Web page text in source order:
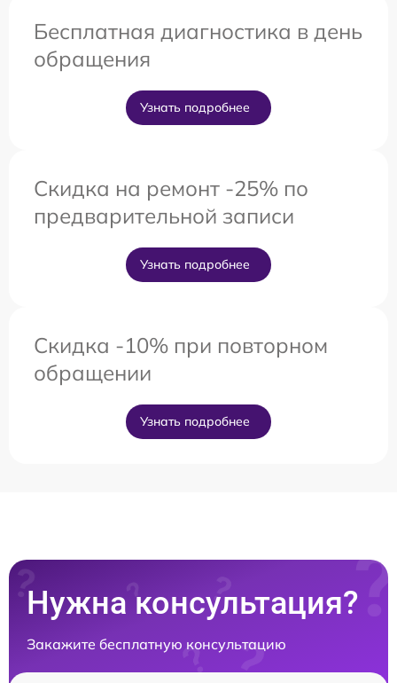
Бесплатная диагностика в день
обращения
Узнать подробнее
Скидка на ремонт -25% по
предварительной записи
Узнать подробнее
Скидка -10% при повторном
обращении
Узнать подробнее
Нужна консультация?
Закажите бесплатную консультацию